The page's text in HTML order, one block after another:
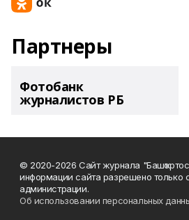
Партнеры
Фотобанк
журналистов РБ
© 2020-2026 Сайт журнала
информации сайта разрешено только
администрации.
Об использовании персональных